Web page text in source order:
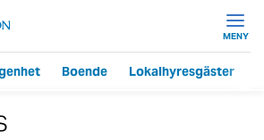
MENY
Boende Lokalhyresgäster